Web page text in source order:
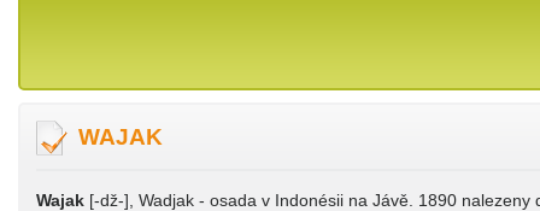
WAJAK
Wajak [-dž-], Wadjak - osada v Indonésii na Jávě. 1890 nalezeny